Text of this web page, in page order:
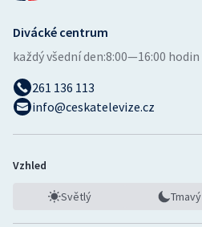
Divácké centrum
každý všední den:8:00—16:00 hodin
261 136 113
info@ceskatelevize.cz
Vzhled
Světlý Tmavý